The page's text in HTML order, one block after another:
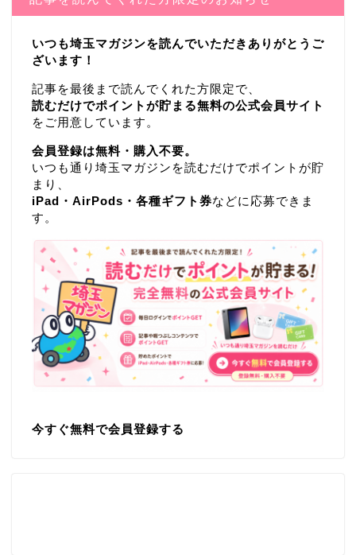
いつも埼玉マガジンを読んでいただきありがとうご
ざいます！
記事を最後まで読んでくれた方限定で、
読むだけでポイントが貯まる無料の公式会員サイト
をご用意しています。
会員登録は無料・購入不要。
いつも通り埼玉マガジンを読むだけでポイントが貯
まり、
iPad・AirPods・各種ギフト券などに応募できま
す。
今すぐ無料で会員登録する